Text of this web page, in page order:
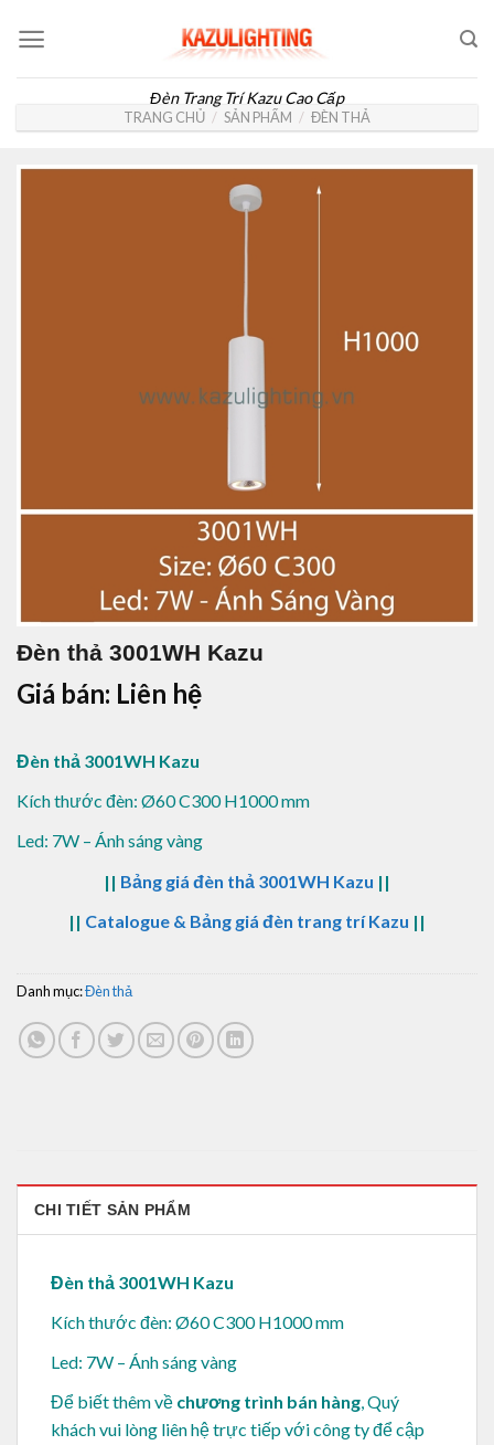
Đèn Trang Trí Kazu Cao Cấp
TRANG CHỦ / SẢN PHẨM / ĐÈN THẢ
Đèn thả 3001WH Kazu
Giá bán: Liên hệ
Đèn thả 3001WH Kazu
Kích thước đèn: Ø60 C300 H1000 mm
Led: 7W – Ánh sáng vàng
|| Bảng giá đèn thả 3001WH Kazu ||
|| Catalogue & Bảng giá đèn trang trí Kazu ||
Danh mục:Đèn thả
CHI TIẾT SẢN PHẨM
Đèn thả 3001WH Kazu
Kích thước đèn: Ø60 C300 H1000 mm
Led: 7W – Ánh sáng vàng
Để biết thêm về chương trình bán hàng, Quý
khách vui lòng liên hệ trực tiếp với công ty để cập